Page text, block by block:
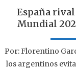
España
Mundial
Por: Florentino
los argentinos